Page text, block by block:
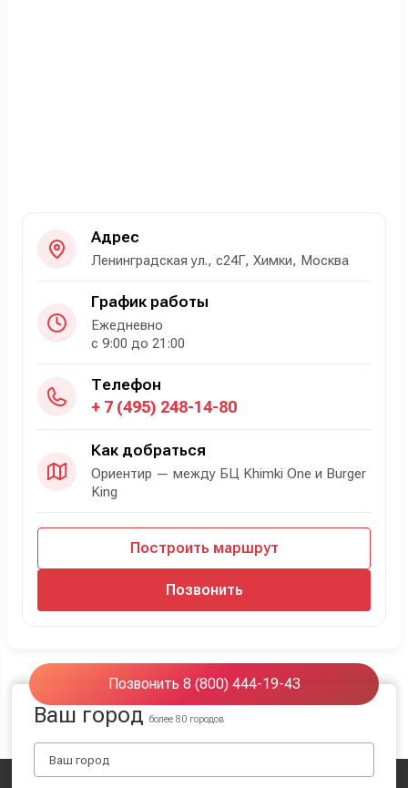
Адрес
Ленинградская ул., с24Г, Химки, Москва
График работы
Ежедневно
с 9:00 до 21:00
Телефон
+ 7 (495) 248-14-80
Как добраться
Ориентир — между БЦ Khimki One и Burger
King
Построить маршрут
Позвонить
Позвонить 8 (800) 444-19-43
Ваш городболее 80 городов